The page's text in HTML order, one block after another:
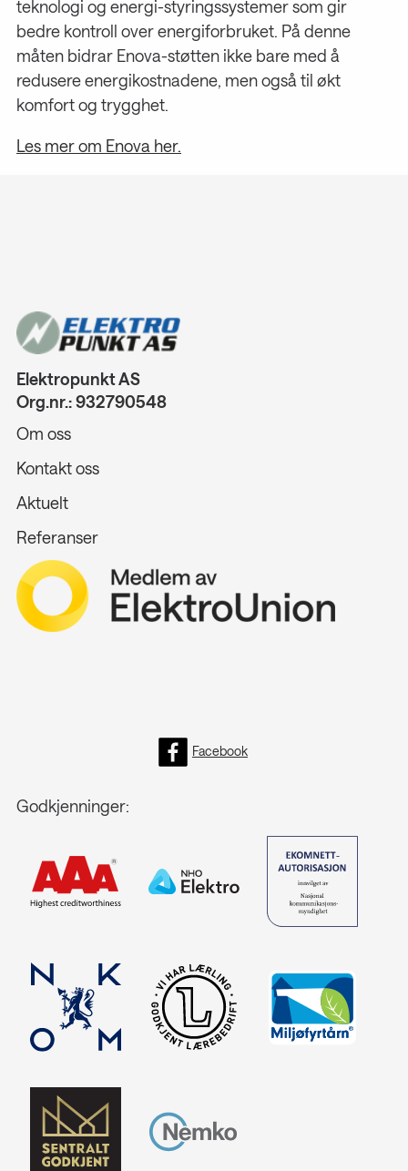
teknologi og energi-styringssystemer som gir
bedre kontroll over energiforbruket. På denne
måten bidrar Enova-støtten ikke bare med å
redusere energikostnadene, men også til økt
komfort og trygghet.
Les mer om Enova her.
Elektropunkt AS
Org.nr.: 932790548
Om oss
Kontakt oss
Aktuelt
Referanser
Facebook
Godkjenninger: